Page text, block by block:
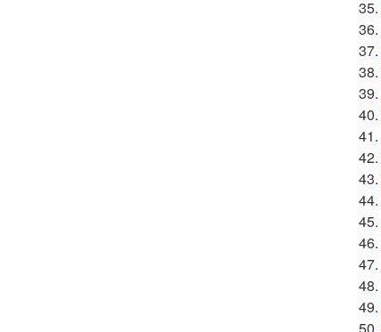
35.
36.
37.
38.
39.
40.
41.
42.
43.
44.
45.
46.
47.
48.
49.